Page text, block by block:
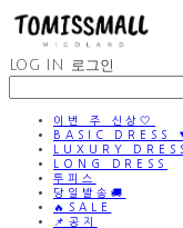
LOG IN 로그인
이번 주 신상🤍
BASIC DRESS
LUXURY
LONG DRESS
투피스
당일발송🚚
🔥SALE
📌공지